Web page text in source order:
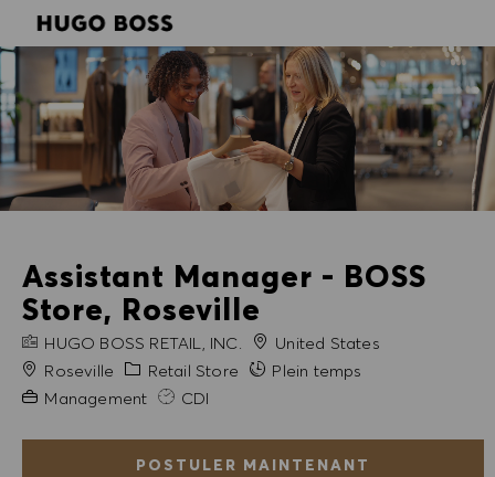
Assistant Manager - BOSS
Store, Roseville
NOM DE L'ENTREPRISE
HUGO BOSS RETAIL, INC.
United States
VilleRoseville Catégorie
Retail Store
Plein temps
Expérience requise
Management CDI
POSTULER MAINTENANT